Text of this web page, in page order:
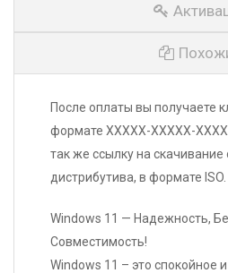
После оплаты вы получаете
формате XXXXX-XXXXX-
так же ссылку на скачивание
дистрибутива, в формате ISO.
Windows 11 — Надежность,
Совместимость!
Windows 11 – это спокойное
Тип лицензии Retail
Количество ПК
Microsoft
Windows 11
Pro
P
-
Microsoft
Windows 10